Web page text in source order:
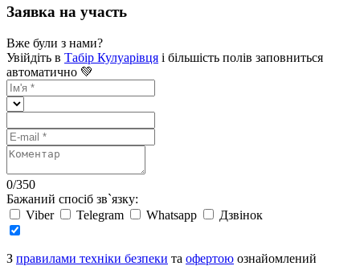
Заявка на участь
Вже були з нами?
Увійдіть в Табір Кулуарівця і більшість полів заповниться
автоматично 💚
0/350
Бажаний спосіб зв`язку:
Viber
Telegram Whatsapp Дзвінок
З правилами техніки безпеки та офертою ознайомлений